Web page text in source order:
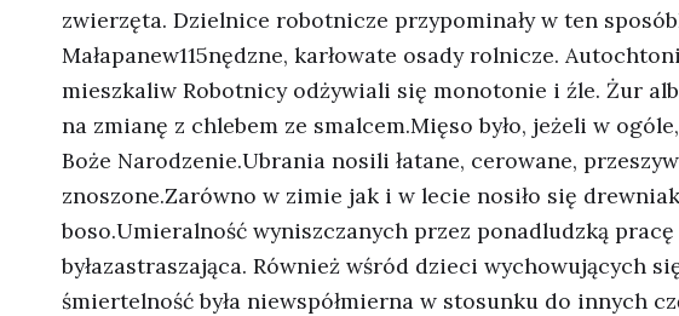
zwierzęta. Dzielnice robotnicze przypominały w ten
Małapanew115nędzne, karłowate osady rolnicze.
mieszkaliw Robotnicy odżywiali się monotonie i źle. Żur
na zmianę z chlebem ze smalcem.Mięso było, jeżeli w
Boże Narodzenie.Ubrania nosili łatane, cerowane,
znoszone.Zarówno w zimie jak i w lecie nosiło się
boso.Umieralność wyniszczanych przez ponadludzką
byłazastraszająca. Również wśród dzieci wychowujących
śmiertelność była niewspółmierna w stosunku do innych